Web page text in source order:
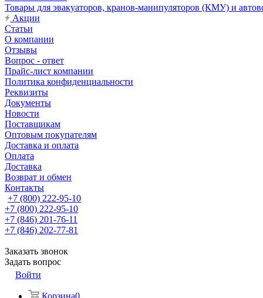
Товары для эвакуаторов, кранов-манипуляторов (КМУ) и
Акции
Статьи
О компании
Отзывы
Вопрос - ответ
Прайс-лист компании
Политика конфиденциальности
Реквизиты
Документы
Новости
Поставщикам
Оптовым покупателям
Доставка и оплата
Оплата
Доставка
Возврат и обмен
Контакты
+7 (800) 222-95-10
+7 (800) 222-95-10
+7 (846) 201-76-11
+7 (846) 202-77-81
Заказать звонок
Задать вопрос
Войти
Корзина0